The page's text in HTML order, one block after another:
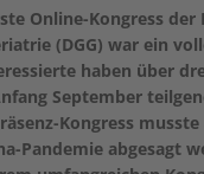
Online-Kongress der
(DGG) war ein
haben über
September
Kongress
Pandemie abgesagt